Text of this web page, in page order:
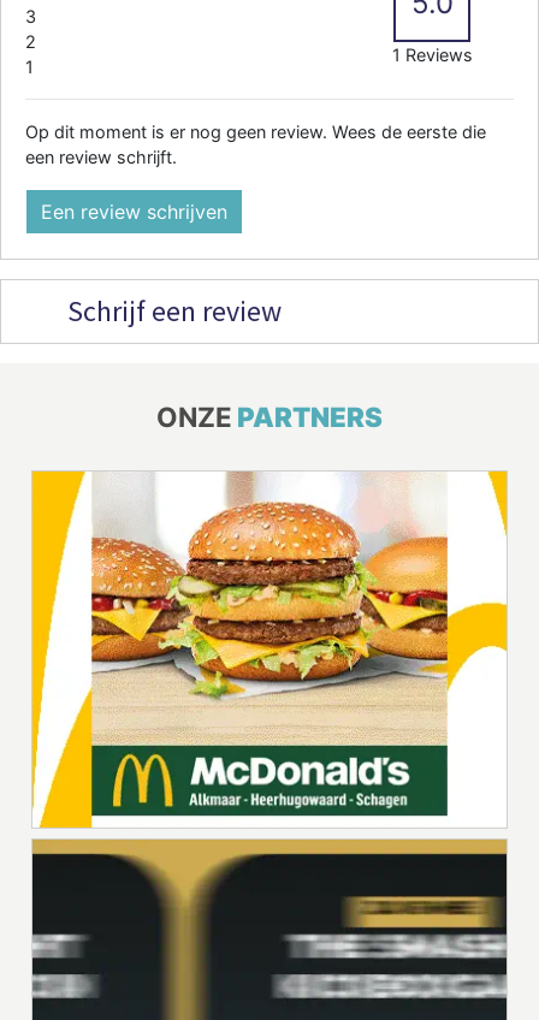
3
2
1
1 Reviews
Op dit moment is er nog geen review. Wees de eerste die
een review schrijft.
Een review schrijven
Schrijf een review
ONZE PARTNERS